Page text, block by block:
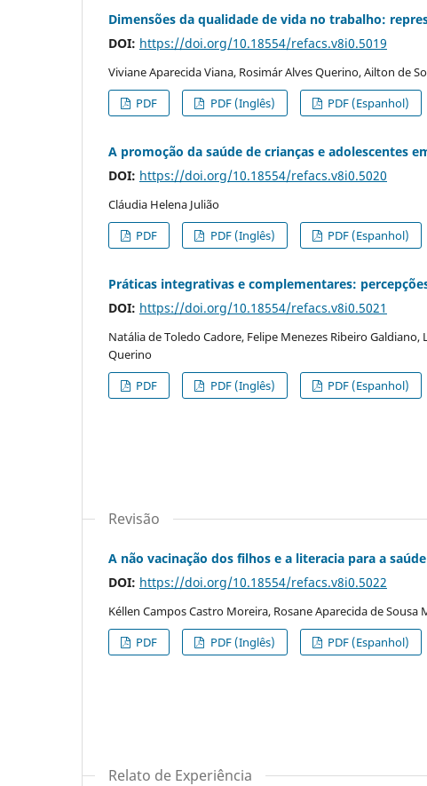
Dimensões da qualidade de vida no trabalho:
DOI: https://doi.org/10.18554/refacs.v8i0.5019
Viviane Aparecida Viana, Rosimár Alves Querino, Ailton de
PDF
PDF (Inglês) PDF (Espanhol)
A promoção da saúde de crianças e adolescentes
DOI: https://doi.org/10.18554/refacs.v8i0.5020
Cláudia Helena Julião
PDF
PDF (Inglês) PDF (Espanhol)
Práticas integrativas e complementares:
DOI: https://doi.org/10.18554/refacs.v8i0.5021
Natália de Toledo Cadore, Felipe Menezes Ribeiro
Querino
PDF PDF (Inglês) PDF (Espanhol)
Revisão
A não vacinação dos filhos e a literacia para a saúde
DOI: https://doi.org/10.18554/refacs.v8i0.5022
Kéllen Campos Castro Moreira, Rosane Aparecida de Sousa
PDF
PDF (Inglês) PDF (Espanhol)
Relato de Experiência